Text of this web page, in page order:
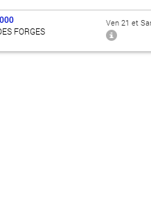
FORGES
Ven 21 et